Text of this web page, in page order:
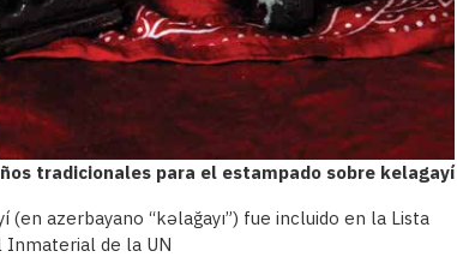
tradicionales para el estampado sobre kelagayí
azerbayano “kəlağayı”) fue incluido en la Lista
Inmaterial de la UN